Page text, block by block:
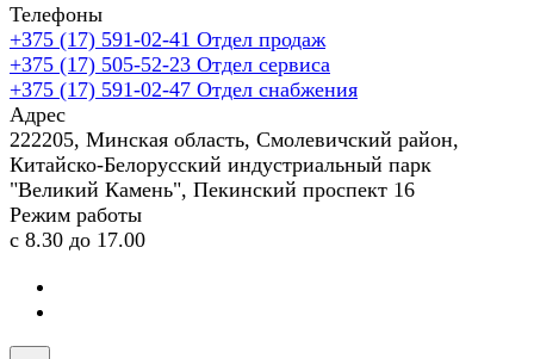
Телефоны
+375 (17) 591-02-41 Отдел продаж
+375 (17) 505-52-23 Отдел сервиса
+375 (17) 591-02-47 Отдел снабжения
Адрес
222205, Минская область, Смолевичский район,
Китайско-Белорусский индустриальный парк
"Великий Камень", Пекинский проспект 16
Режим работы
с 8.30 до 17.00